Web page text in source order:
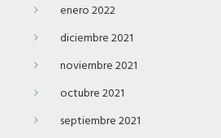
enero 2022
diciembre 2021
noviembre 2021
octubre 2021
septiembre 2021